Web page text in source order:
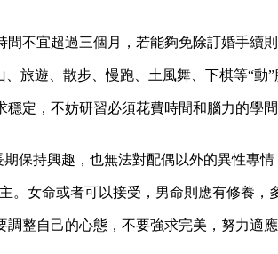
不宜超過三個月，若能夠免除訂婚手續則
旅遊、散步、慢跑、土風舞、下棋等“動”
定，不妨研習必須花費時間和腦力的學
保持興趣，也無法對配偶以外的異性專情
。女命或者可以接受，男命則應有修養，
整自己的心態，不要強求完美，努力適